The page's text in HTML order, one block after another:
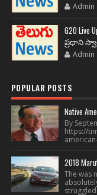
Admin
G20
ప్రధాని
Admin
POPULAR POSTS
Native
By
https://
2018
The was